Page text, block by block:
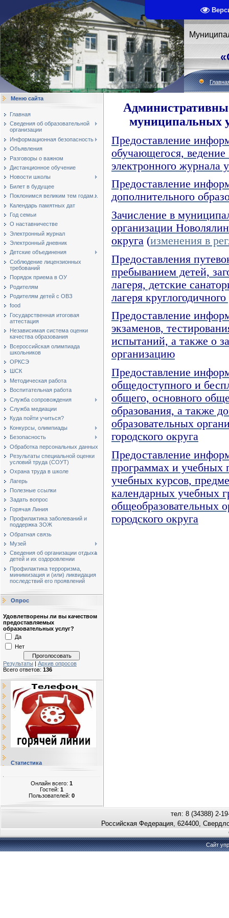
Меню сайта
Главная
Сведения об образовательной
организации
Информационная безопасность
Объявления
Разговоры о важном
Дистанционное обучение
Новости школы
Билет в будущее
Поклонимся великим тем годам...
Календарь памятных дат
Год семьи
О наставничестве
Электронный журнал
Электронный дневник
Детские объединения
Соблюдение лицензионных
требований
Порядок приема в ОУ
Родителям
Родителям детей с ОВЗ
food
Государственная итоговая
аттестация
Независимая система оценки
качества образования
Всероссийская олимпиада
школьников
ОРКСЭ
ШСК
Методическая работа
Воспитательная работа
Служба сопровождения
Служба медиации
Куда пойти учиться?
Конкурсы, олимпиады
Безопасность
Обработка персональных данных
Результаты специальной оценки
условий труда (СОУТ)
Охрана труда в школе
Лагерь
Полезные ссылки
Задать вопрос
Горячая Линия
Профилактика заболеваний и
поддержка ЗОЖ
Обратная связь
Музей
Сведения об организации отдыха
детей и их оздоровлении
Профилактика терроризма,
минимизация и (или) ликвидация
последствий его проявлений
Опрос
Удовлетворены ли вы качеством
предоставляемых
образовательных услуг?
Да
Нет
Результаты | Архив опросов
Всего ответов: 136
Статистика
Онлайн всего: 1
Гостей: 1
Пользователей: 0
муниципальных
Предоставление
обучающегося, ведение
электронного журнала
Предоставление
дополнительного
Зачисление в
организации
округа (изменения в
Предоставления
пребыванием детей,
лагеря, детские
лагеря
Предоставление
экзаменов,
испытаний, а также о
организацию
Предоставление
общедоступного и
общего, основного
образования, а также
образовательных
городского округа
Предоставление
программах и учебных
учебных курсов,
календарных учебных
общеобразовательных
городского округа
тел: 8 (34388) 2-
Российская Федерация, 624400,
Сайт